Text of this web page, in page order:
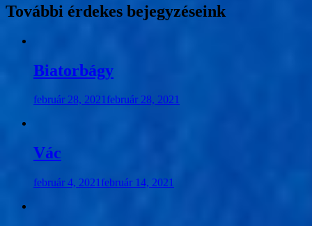
További érdekes bejegyzéseink
Biatorbágy
február 28, 2021február 28, 2021
Vác
február 4, 2021 február 14, 2021